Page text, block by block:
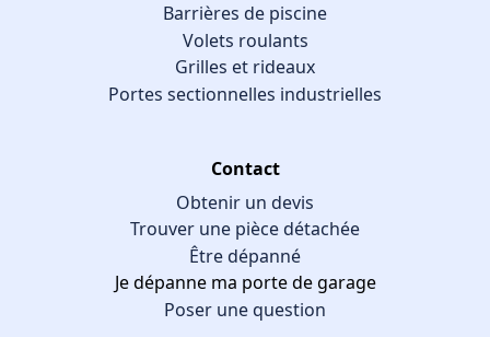
Barrières de piscine
Volets roulants
Grilles et rideaux
Portes sectionnelles industrielles
Contact
Obtenir un devis
Trouver une pièce détachée
Être dépanné
Je dépanne ma porte de garage
Poser une question